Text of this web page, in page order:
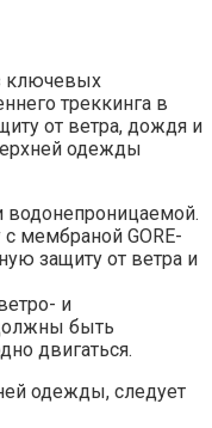
ключевых
треккинга в
от ветра, дождя и
одежды
мембраной GORE-
защиту от ветра и
и
быть
двигаться.
одежды, следует